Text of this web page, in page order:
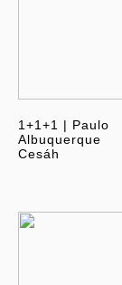
1+1+1 | Paulo
Albuquerque
Cesáh